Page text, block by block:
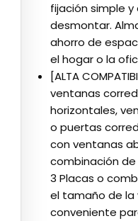
fijación simple
desmontar.
ahorro de
el hogar o la
[ALTA
ventanas
horizontales,
o puertas
con ventanas
combinación de
3 Placas o
el tamaño de la
conveniente